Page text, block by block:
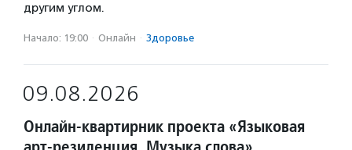
другим углом.
Начало: 19:00 · Онлайн · Здоровье
09.08.2026
Онлайн-квартирник проекта «Языковая